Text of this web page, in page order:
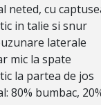
neted, cu
in talie si snur
laterale
mic la spate
la partea de jos
80% bumbac,